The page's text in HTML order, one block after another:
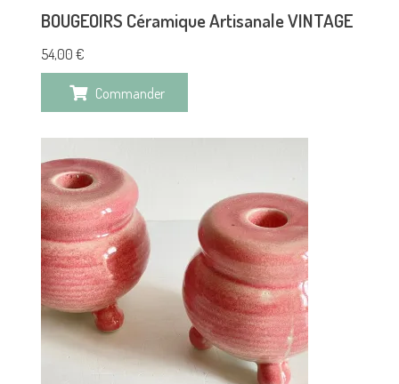
BOUGEOIRS Céramique Artisanale VINTAGE
54,00 €
Commander